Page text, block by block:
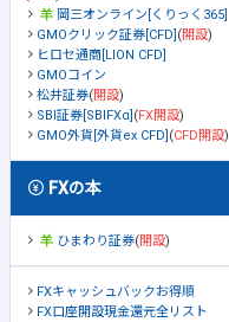
岡三オンライン[くりっく365]
GMOクリック証券[CFD] (開設)
ヒロセ通商[LION CFD]
GMOコイン
松井証券(開設)
SBI証券[SBIFXα] (FX開設)
GMO外貨[外貨ex CFD] (CFD開設)
FXの本
ひまわり証券(開設)
FXキャッシュバックお得順
FX口座開設現金還元全リスト